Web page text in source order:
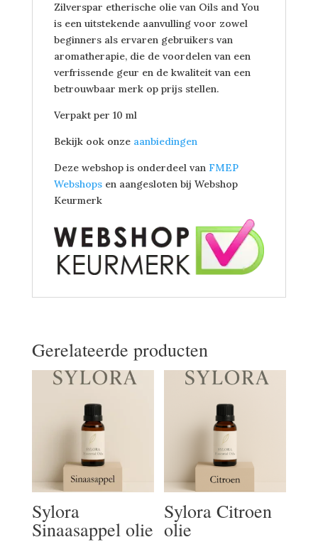
Zilverspar etherische olie van Oils and You
is een uitstekende aanvulling voor zowel
beginners als ervaren gebruikers van
aromatherapie, die de voordelen van een
verfrissende geur en de kwaliteit van een
betrouwbaar merk op prijs stellen.
Verpakt per 10 ml
Bekijk ook onze aanbiedingen
Deze webshop is onderdeel van FMEP
Webshopsen aangesloten bij Webshop
Keurmerk
Gerelateerde producten
Sylora
Sinaasappel olie
Sylora Citroen
olie